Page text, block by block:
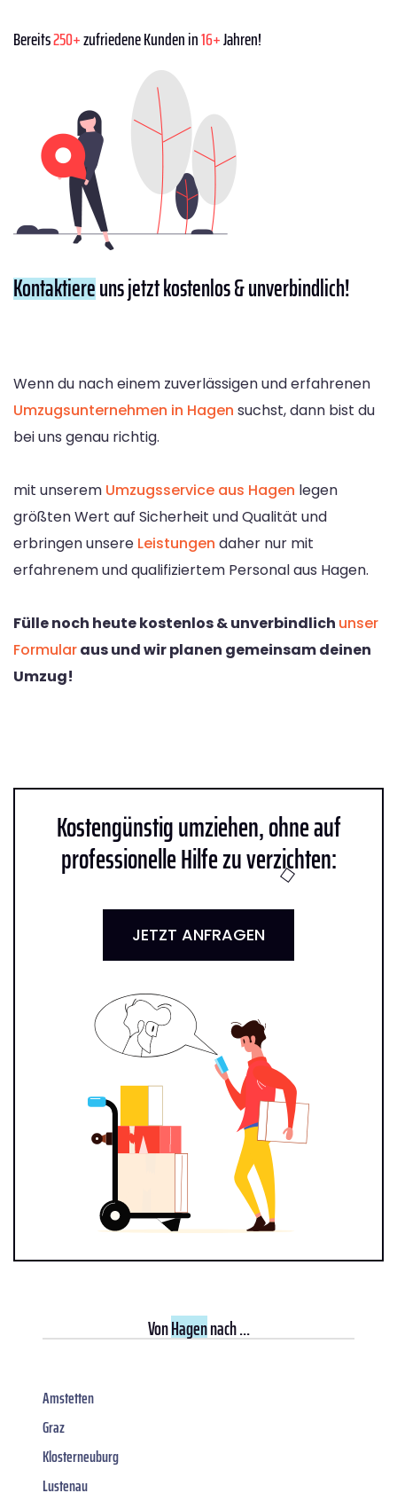
Bereits250+zufriedene Kunden in16+Jahren!
Kontaktiereuns jetzt kostenlos & unverbindlich!
Wenn du nach einem zuverlässigen und erfahrenen
Umzugsunternehmen in Hagen suchst, dann bist du
bei uns genau richtig.
mit unserem Umzugsservice aus Hagen legen
größten Wert auf Sicherheit und Qualität und
erbringen unsere Leistungen daher nur mit
erfahrenem und qualifiziertem Personal aus Hagen.
Fülle noch heute kostenlos & unverbindlich unser
Formularaus und wir planen gemeinsam deinen
Umzug!
Kostengünstig umziehen, ohne auf
professionelle Hilfe zu verzichten:
JETZT ANFRAGEN
VonHagennach ...
Amstetten
Graz
Klosterneuburg
Lustenau